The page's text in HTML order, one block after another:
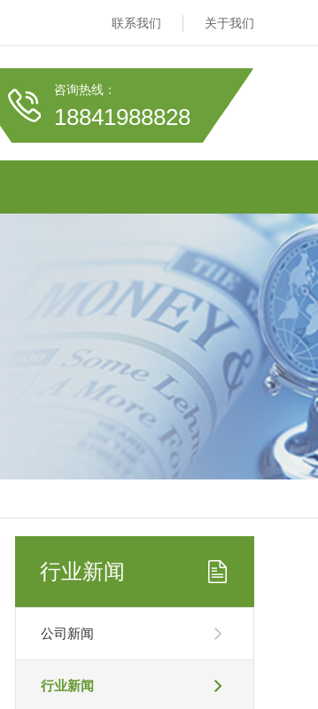
联系我们 关于我们
咨询热线：
18841988828
行业新闻
公司新闻
行业新闻